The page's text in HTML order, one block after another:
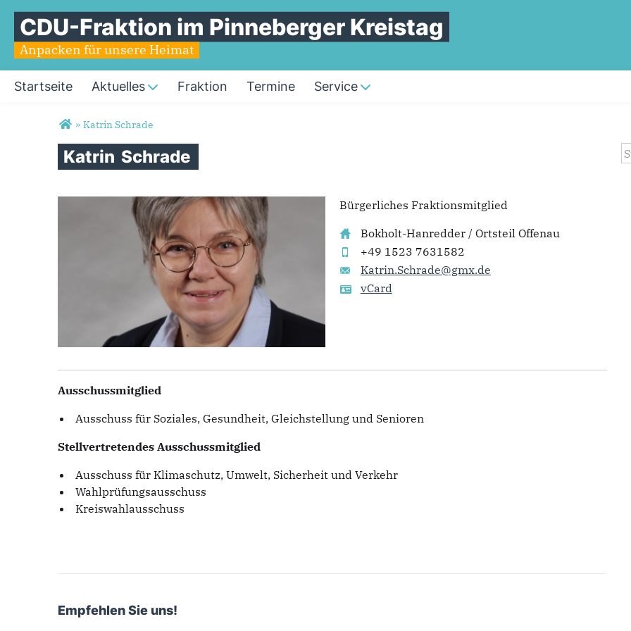
CDU-Fraktion im Pinneberger Kreistag
Anpacken für unsere Heimat
Startseite Aktuelles Fraktion Termine Service
Sie sind hier
» Katrin Schrade
Katrin Schrade
Bürgerliches Fraktionsmitglied
Bokholt-Hanredder / Ortsteil Offenau
+49 1523 7631582
Katrin.Schrade@gmx.de
vCard
Ausschussmitglied
Ausschuss für Soziales, Gesundheit, Gleichstellung und Senioren
Stellvertretendes Ausschussmitglied
Ausschuss für Klimaschutz, Umwelt, Sicherheit und Verkehr
Wahlprüfungsausschuss
Kreiswahlausschuss
Empfehlen Sie uns!